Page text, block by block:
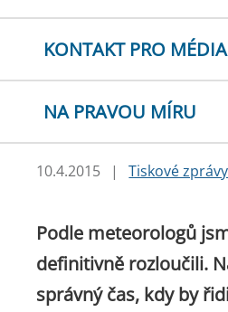
KONTAKT PRO MÉDIA
NA PRAVOU MÍRU
10.4.2015 | Tiskové zprávy
Podle meteorologů
definitivně rozloučili.
správný čas, kdy by